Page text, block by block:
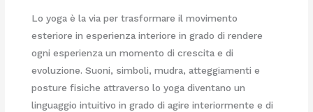
Lo yoga è la via per trasformare il movimento
esteriore in esperienza interiore in grado di rendere
ogni esperienza un momento di crescita e di
evoluzione. Suoni, simboli, mudra, atteggiamenti e
posture fisiche attraverso lo yoga diventano un
linguaggio intuitivo in grado di agire interiormente e di